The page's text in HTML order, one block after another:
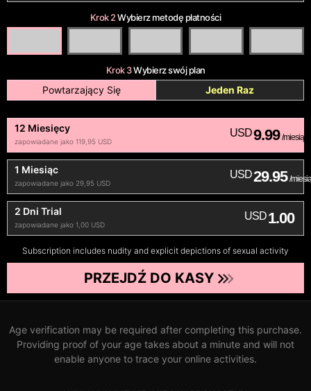
Krok 2Wybierz metodę płatności
Krok 3Wybierz swój plan
Powtarzający Się Jeden Raz
12 Miesięcy
zapowiadane jako 119,95 USD
USD9.99 /miesiąc
1 Miesiąc
zapowiadane jako 29,95 USD
USD29.95 /
2 Dni Trial
zapowiadane jako 1,00 USD
USD1.00
Subscription includes nudity and explicit depictions of sexual activity
PRZEJDŹ DO KASY
Age verification may be required after completing this purchase.
Providing proof of your age takes about a minute and will not
enable anyone to trace your online activities.